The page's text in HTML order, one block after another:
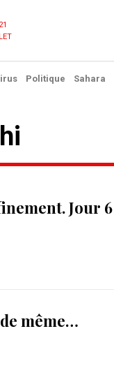
Politique Sahara
Jour 6
même…